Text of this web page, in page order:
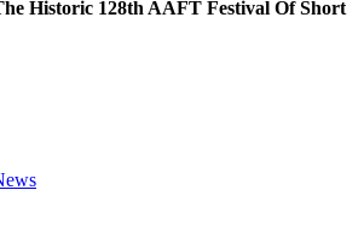
Historic 128th AAFT Festival Of Short